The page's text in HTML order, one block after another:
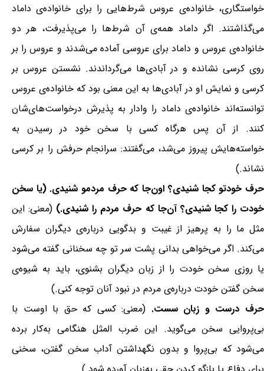
خواستگاری، خانواده‌ی عروس شرط‌هایی را برای خانواده‌ی داماد
می‌گذاشتند. اگر داماد همه‌ی آن شرط‌ها را می‌پذیرفت، هر دو
خانواده‌ی عروس و داماد برای عروسی آماده می‌شدند و عروس را بر
روی کرسی نشانده و در آبادی‌ها می‌گرداندند. نشستن عروس بر
کرسی و نمایش او در آبادی‌ها به این معنی بود که خانواده‌ی عروس
توانسته‌اند خانواده‌ی داماد را وادار به پذیرش درخواست‌های‌شان
کنند. از آن پس هرگاه کسی با سخن خود در رسیدن به
خواسته‌هایش پیروز می‌شد، می‌گفتند: سرانجام حرفش را بر کرسی
نشاند.)
حرف خودتو کجا شنیدی؟ اون‌جا که حرف مردمو شنیدی. (یا سخن
خودت را کجا شنیدی؟ آن‌جا که حرف مردم را شنیدی.) (معنی: این
مثل ما را به پرهیز از غیبت و بدگویی درباره‌ی دیگران سفارش
می‌کند. اگر می‌خواهی بدانی پشت سر تو چه سخنانی گفته می‌شود
یا روزی سخن خودت را از زبان دیگران بشنوی، باید به شیوه‌ی
سخن گفتن خودت درباره‌ی مردم در نبود آنان توجه کنی.)
حرف درست و زبان سست. (معنی: کسی که حق با اوست با
بی‌پروایی سخن می‌گوید. این ضرب المثل هنگامی به‌کار برده
می‌شود که بی‌پروا و بدون نگهداشتن آداب سخن گفتن، سخنی